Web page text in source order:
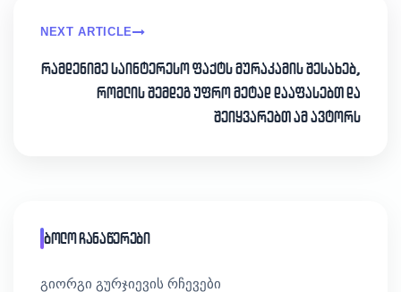
NEXT ARTICLE
რამდენიმე საინტერესო ფაქტს მურაკამის შესახებ,
რომლის შემდეგ უფრო მეტად დააფასებთ და
შეიყვარებთ ამ ავტორს
ბოლო ჩანაწერები
გიორგი გურჯიევის რჩევები